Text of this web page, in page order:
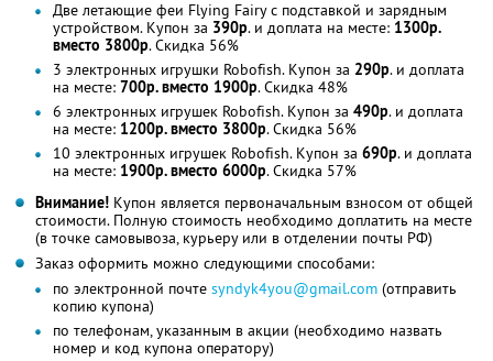
Две летающие феи Flying Fairy с подставкой и зарядным
устройством. Купон за 390р. и доплата на месте: 1300р.
вместо 3800р. Скидка 56%
3 электронных игрушки Robofish. Купон за 290р. и доплата
на месте: 700р. вместо 1900р. Скидка 48%
6 электронных игрушек Robofish. Купон за 490р. и доплата
на месте: 1200р. вместо 3800р. Скидка 56%
10 электронных игрушек Robofish. Купон за 690р. и доплата
на месте: 1900р. вместо 6000р. Скидка 57%
Внимание! Купон является первоначальным взносом от общей
стоимости. Полную стоимость необходимо доплатить на месте
(в точке самовывоза, курьеру или в отделении почты РФ)
Заказ оформить можно следующими способами:
по электронной почте syndyk4you@gmail.com (отправить
копию купона)
по телефонам, указанным в акции (необходимо назвать
номер и код купона оператору)